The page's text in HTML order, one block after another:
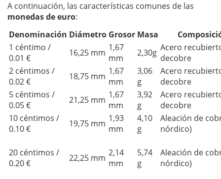
A continuación, las características comunes de las
monedas de euro:
Denominación Diámetro Grosor Masa
1 céntimo /
0.01 €
16,25 mm 1,67
mm
2,30g Acero
decobre
2 céntimos /
0.02 €
18,75 mm 1,67
mm
3,06
g
Acero
decobre
5 céntimos /
0.05 €
21,25 mm 1,67
mm
3,92
g
Acero
decobre
10 céntimos /
0.10 €
19,75 mm 1,93
mm
4,10
g
Aleación de
nórdico)
20 céntimos /
0.20 €
22,25 mm 2,14
mm
5,74
g
Aleación de
nórdico)